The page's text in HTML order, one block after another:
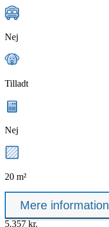
Nej
Tilladt
Nej
20 m²
Mere information
5.357 kr.